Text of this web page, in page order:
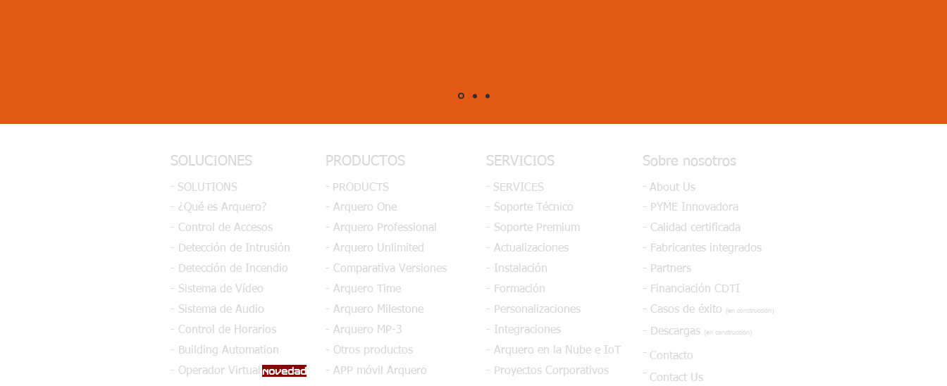
SOLUCIONES PRODUCTOS
-
- ¿Qué es Arquero?
- Control de Accesos
- Detección de Intrusión
- Detección de Incendio
- Sistema de Vídeo
- Sistema de Audio
- Control de Horarios
- Building Automation
- Operador Virtual
-
- Arquero One
- Arquero Professional
- Arquero Unlimited
- Comparativa Versiones
- Arquero Time
- Arquero Milestone
- Arquero MP-3
- Otros productos
- APP móvil Arquero
novedad
SOLUTIONS PRODUCTS
SERVICIOS
-
- Soporte Técnico
- Soporte Premium
- Actualizaciones
- Instalación
- Formación
- Personalizaciones
- Integraciones
- Arquero en la Nube e IoT
- Proyectos Corporativos
SERVICES
Sobre nosotros
-
- PYME Innovadora
- Calidad certificada
- Fabricantes integrados
- Partners
- Financiación CDTI
- Casos de éxito
(en construcción)
- Descargas (en construcción)
-
-
About Us
Contact Us
Contacto